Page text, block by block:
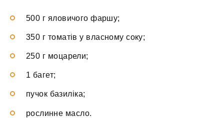
500 г яловичого фаршу;
350 г томатів у власному соку;
250 г моцарели;
1 багет;
пучок базиліка;
рослинне масло.